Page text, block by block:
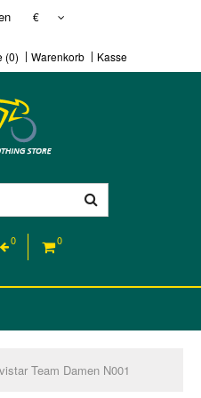
€
(0) Warenkorb Kasse
0 0
Team Damen N001